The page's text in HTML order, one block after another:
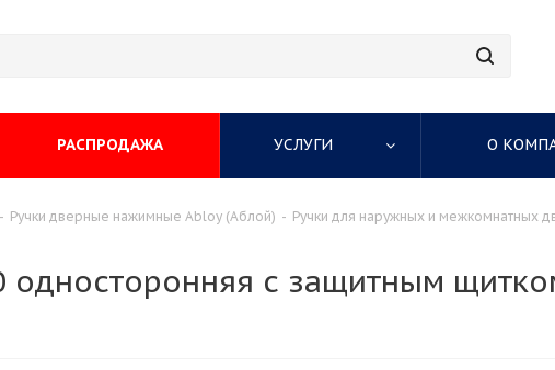
РАСПРОДАЖА УСЛУГИ О
- Ручки дверные нажимные Abloy (Аблой) - Ручки для наружных и межкомнатных
односторонняя с защитным